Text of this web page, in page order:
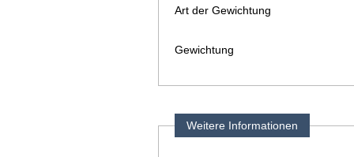
Art der Gewichtung
Gewichtung
Weitere Informationen